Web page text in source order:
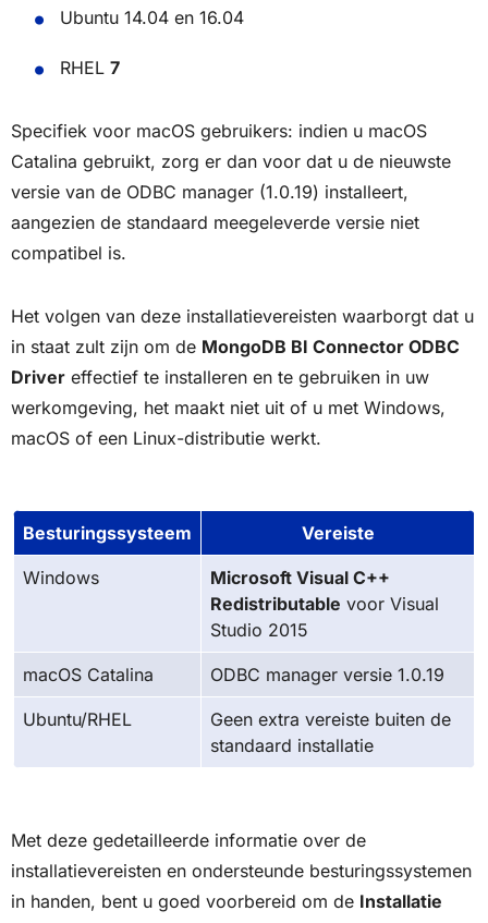
Ubuntu 14.04 en 16.04
RHEL 7
Specifiek voor macOS gebruikers: indien u macOS
Catalina gebruikt, zorg er dan voor dat u de nieuwste
versie van de ODBC manager (1.0.19) installeert,
aangezien de standaard meegeleverde versie niet
compatibel is.
Het volgen van deze installatievereisten waarborgt dat u
in staat zult zijn om de MongoDB BI Connector ODBC
Driver effectief te installeren en te gebruiken in uw
werkomgeving, het maakt niet uit of u met Windows,
macOS of een Linux-distributie werkt.
Besturingssysteem Vereiste
Windows
Microsoft Visual C++
Redistributable voor Visual
Studio 2015
macOS Catalina ODBC manager versie 1.0.19
Ubuntu/RHEL
Geen extra vereiste buiten de
standaard installatie
Met deze gedetailleerde informatie over de
installatievereisten en ondersteunde besturingssystemen
in handen, bent u goed voorbereid om de Installatie